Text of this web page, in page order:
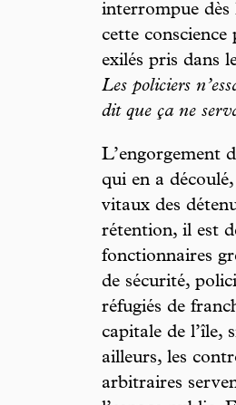
interrompue dès
cette
exilés pris dans
Les policiers
dit que ça ne
L’engorgement
qui en a
vitaux des
rétention, il est
fonctionnaires
de sécurité,
réfugiés de
capitale de l’île,
ailleurs, les
arbitraires